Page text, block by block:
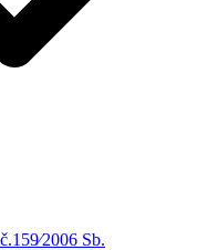
Sb.